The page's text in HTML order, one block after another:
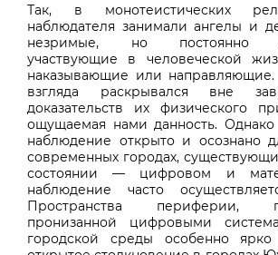
Так, в монотеистических
наблюдателя занимали ангелы и
незримые, но постоянно
участвующие в человеческой
наказывающие или
взгляда раскрывался вне
доказательств их физического
ощущаемая нами данность. Однако
наблюдение открыто и осознано
современных городах,
состоянии — цифровом и
наблюдение часто
Пространства
пронизанной цифровыми
городской среды особенно ярко